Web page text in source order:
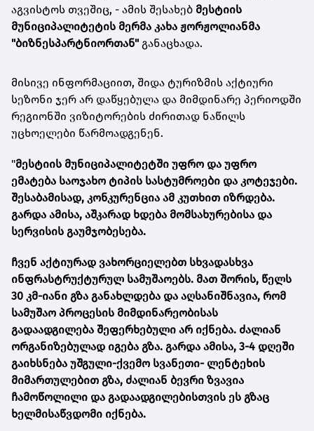
აგვისტოს თვეშიც, - ამის შესახებ მესტიის
მუნიციპალიტეტის მერმა კახა ჟორჟოლიანმა
"ბიზნესპარტნიორთან" განაცხადა.
მისივე ინფორმაციით, შიდა ტურიზმის აქტიური
სეზონი ჯერ არ დაწყებულა და მიმდინარე პერიოდში
რეგიონში ვიზიტორების ძირითად ნაწილს
უცხოელები წარმოადგენენ.
"მესტიის მუნიციპალიტეტში უფრო და უფრო
ემატება საოჯახო ტიპის სასტუმროები და კოტეჯები.
შესაბამისად, კონკურენცია ამ კუთხით იზრდება.
გარდა ამისა, აშკარად ხდება მომსახურებისა და
სერვისის გაუმჯობესება.
ჩვენ აქტიურად ვახორციელებთ სხვადასხვა
ინფრასტრუქტურულ სამუშაოებს. მათ შორის, წელს
30 კმ-იანი გზა განახლდება და აღსანიშნავია, რომ
სამუშაო პროცესის მიმდინარეობისას
გადაადგილება შეფერხებული არ იქნება. ძალიან
ორგანიზებულად იგება გზა. გარდა ამისა, 3-4 დღეში
გაიხსნება უშგული-ქვემო სვანეთი- ლენტეხის
მიმართულებით გზა, ძალიან ბევრი ზვავია
ჩამოწოლილი და გადაადგილებისთვის ეს გზაც
ხელმისაწვდომი იქნება.